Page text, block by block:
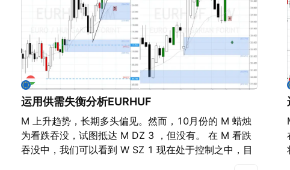
运用供需失衡分析EURHUF
M 上升趋势，长期多头偏见。然而，10月份的 M 蜡烛
为看跌吞没，试图抵达 M DZ 3 ，但没有。 在 M 看跌
吞没中，我们可以看到 W SZ 1 现在处于控制之中，目